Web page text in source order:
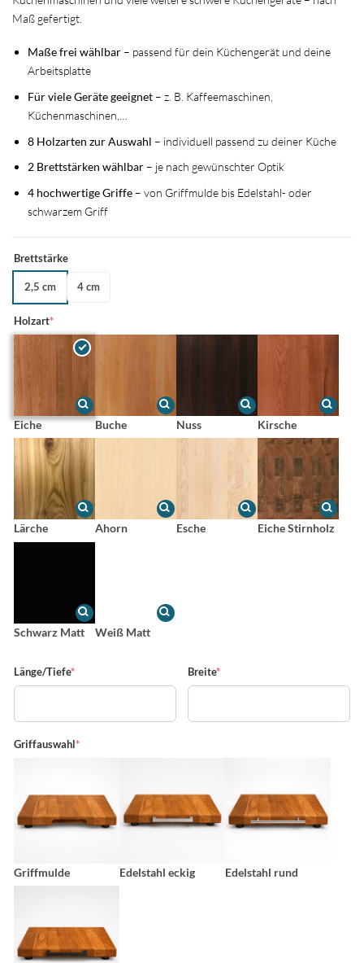
Maß gefertigt.
Maße frei wählbar– passend für dein Küchengerät und deine
Arbeitsplatte
Für viele Geräte geeignet– z. B. Kaffeemaschinen,
Küchenmaschinen,…
8 Holzarten zur Auswahl – individuell passend zu deiner Küche
2 Brettstärken wählbar– je nach gewünschter Optik
4 hochwertige Griffe– von Griffmulde bis Edelstahl- oder
schwarzem Griff
Brettstärke
2,5 cm 4 cm
Holzart*(required)
Eiche Buche Nuss Kirsche
Lärche Ahorn Esche Eiche Stirnholz
Schwarz Matt Weiß Matt
Länge/Tiefe*(required) Breite*(required)
Griffauswahl*(required)
Griffmulde Edelstahl eckig Edelstahl rund